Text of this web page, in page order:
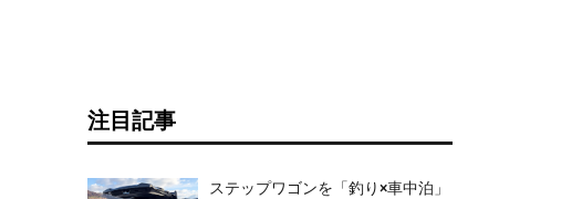
注目記事
ステップワゴンを「釣り×車中泊」